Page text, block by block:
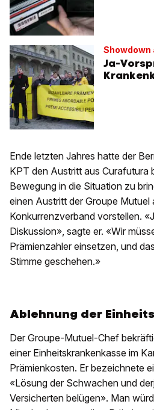
Showdown
Ja-
Ende letzten Jahres hatte der
KPT den Austritt aus Curafutura
Bewegung in die Situation zu
einen Austritt der Groupe Mutuel
Konkurrenzverband vorstellen.
Diskussion», sagte er. «Wir
Prämienzahler einsetzen, und
Stimme geschehen.»
Ablehnung der
Der Groupe-Mutuel-Chef
einer Einheitskrankenkasse im
Prämienkosten. Er bezeichnete
«Lösung der Schwachen und
Versicherten belügen». Man